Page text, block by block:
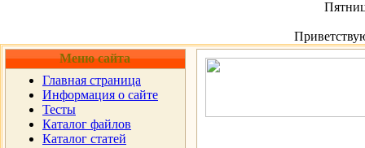
Меню сайта
Главная страница
Информация о сайте
Тесты
Каталог файлов
Каталог статей